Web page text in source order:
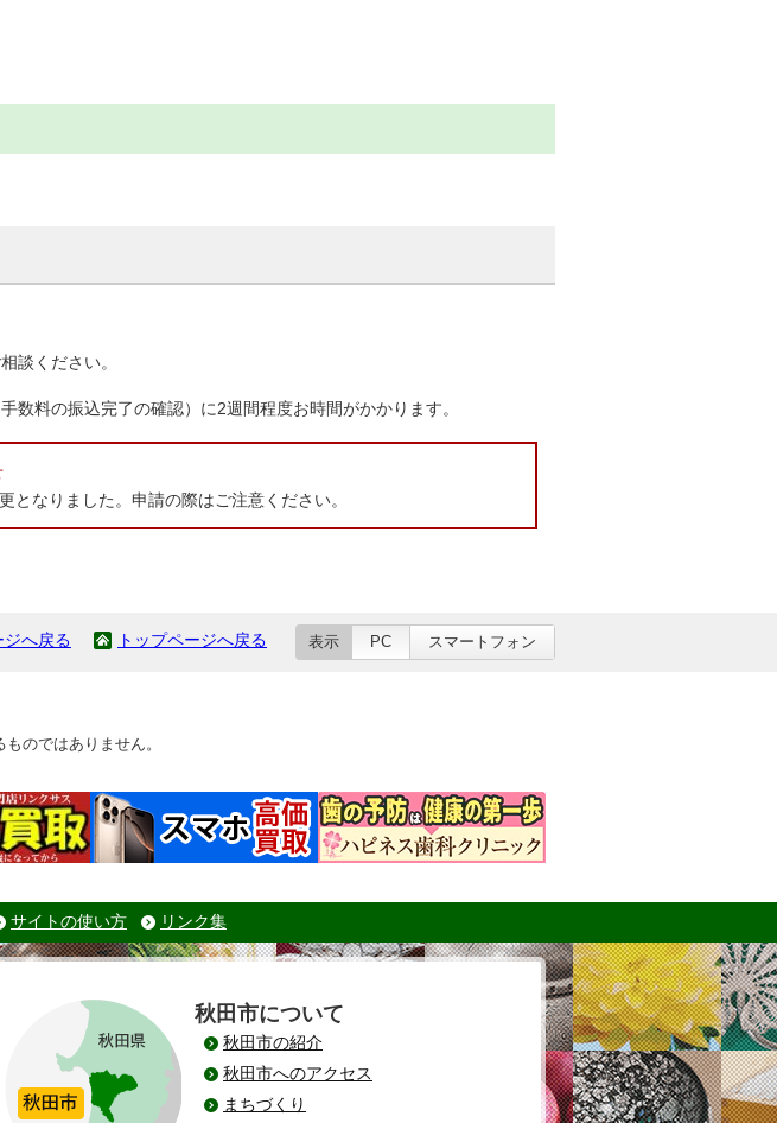
談ください。
数料の振込完了の確認）に2週間程度お時間がかかります。
となりました。申請の際はご注意ください。
ジへ戻る トップページへ戻る 表示 PC スマートフォン
のではありません。
サイトの使い方 リンク集
秋田市について
秋田市の紹介
秋田市へのアクセス
まちづくり